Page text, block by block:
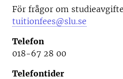
För frågor om
tuitionfees@slu.se
Telefon
018-67 28 00
Telefontider